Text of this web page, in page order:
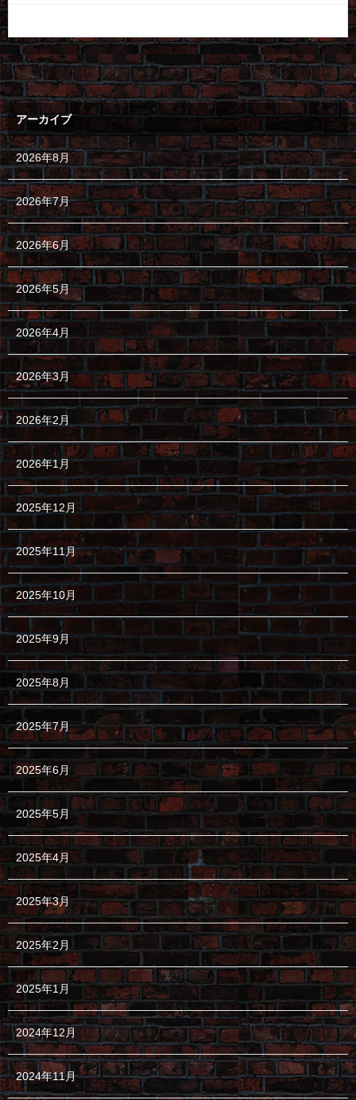
アーカイブ
2026年8月
2026年7月
2026年6月
2026年5月
2026年4月
2026年3月
2026年2月
2026年1月
2025年12月
2025年11月
2025年10月
2025年9月
2025年8月
2025年7月
2025年6月
2025年5月
2025年4月
2025年3月
2025年2月
2025年1月
2024年12月
2024年11月